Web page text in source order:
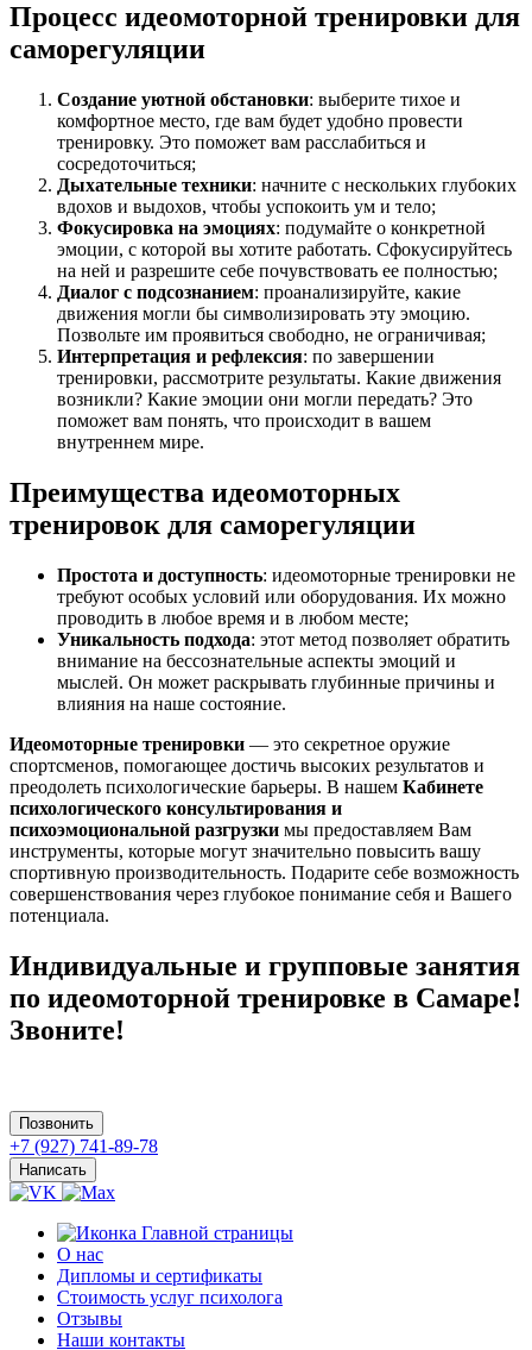
Процесс идеомоторной тренировки для
саморегуляции
Создание уютной обстановки: выберите тихое и
комфортное место, где вам будет удобно провести
тренировку. Это поможет вам расслабиться и
сосредоточиться;
Дыхательные техники: начните с нескольких глубоких
вдохов и выдохов, чтобы успокоить ум и тело;
Фокусировка на эмоциях: подумайте о конкретной
эмоции, с которой вы хотите работать. Сфокусируйтесь
на ней и разрешите себе почувствовать ее полностью;
Диалог с подсознанием: проанализируйте, какие
движения могли бы символизировать эту эмоцию.
Позвольте им проявиться свободно, не ограничивая;
Интерпретация и рефлексия: по завершении
тренировки, рассмотрите результаты. Какие движения
возникли? Какие эмоции они могли передать? Это
поможет вам понять, что происходит в вашем
внутреннем мире.
Преимущества идеомоторных
тренировок для саморегуляции
Простота и доступность: идеомоторные тренировки не
требуют особых условий или оборудования. Их можно
проводить в любое время и в любом месте;
Уникальность подхода: этот метод позволяет обратить
внимание на бессознательные аспекты эмоций и
мыслей. Он может раскрывать глубинные причины и
влияния на наше состояние.
Идеомоторные тренировки — это секретное оружие
спортсменов, помогающее достичь высоких результатов и
преодолеть психологические барьеры. В нашем Кабинете
психологического консультирования и
психоэмоциональной разгрузки мы предоставляем Вам
инструменты, которые могут значительно повысить вашу
спортивную производительность. Подарите себе возможность
совершенствования через глубокое понимание себя и Вашего
потенциала.
Индивидуальные и групповые занятия
по идеомоторной тренировке в Самаре!
Звоните!
Позвонить
+7 (927) 741-89-78
Написать
О нас
Дипломы и сертификаты
Стоимость услуг психолога
Отзывы
Наши контакты